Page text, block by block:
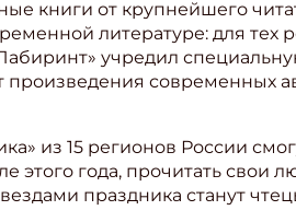
книги от крупнейшего
литературе: для тех
учредил
современных
из 15 регионов России
этого года, прочитать свои
праздника станут